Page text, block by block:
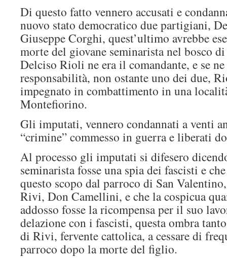
Di questo fatto vennero accusati e
nuovo stato democratico due partigiani,
Giuseppe Corghi, quest’ultimo avrebbe
morte del giovane seminarista nel bosco
Delciso Rioli ne era il comandante, e se ne
responsabilità, non ostante uno dei due,
impegnato in combattimento in una
Montefiorino.
Gli imputati, vennero condannati a venti
“crimine” commesso in guerra e liberati
Al processo gli imputati si difesero
seminarista fosse una spia dei fascisti e
questo scopo dal parroco di San
Rivi, Don Camellini, e che la cospicua
addosso fosse la ricompensa per il suo
delazione con i fascisti, questa ombra
di Rivi, fervente cattolica, a cessare di
parroco dopo la morte del figlio.